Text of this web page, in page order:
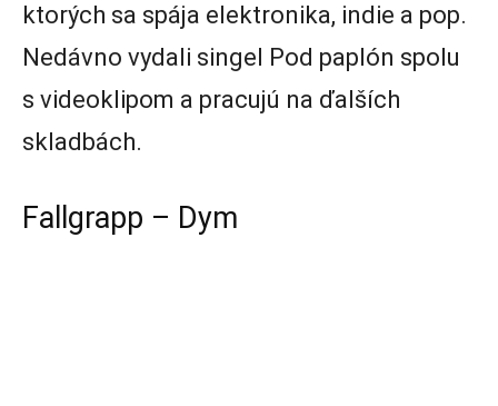
ktorých sa spája elektronika, indie a pop.
Nedávno vydali singel Pod paplón spolu
s videoklipom a pracujú na ďalších
skladbách.
Fallgrapp – Dym